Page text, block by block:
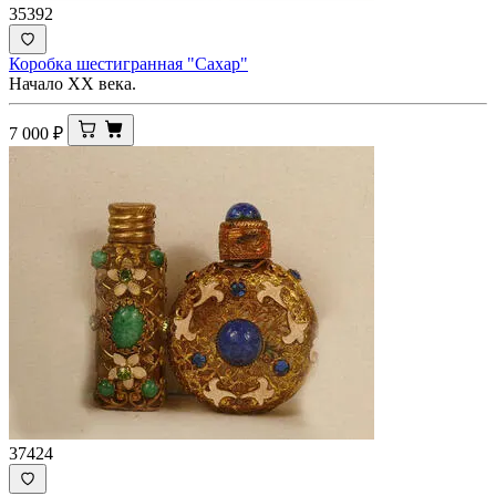
35392
Коробка шестигранная "Сахар"
Начало ХХ века.
7 000 ₽
37424